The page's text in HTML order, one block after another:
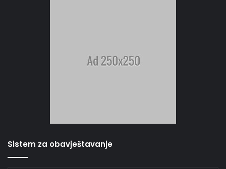
Sistem za obavještavanje